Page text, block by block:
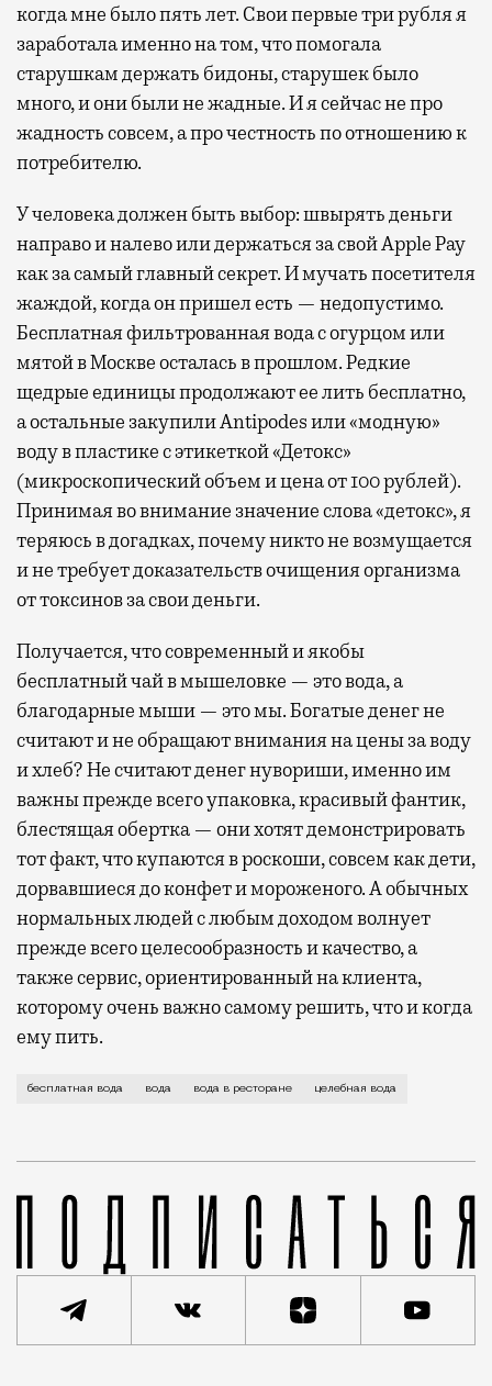
когда мне было пять лет. Свои первые три рубля я
заработала именно на том, что помогала
старушкам держать бидоны, старушек было
много, и они были не жадные. И я сейчас не про
жадность совсем, а про честность по отношению к
потребителю.
У человека должен быть выбор: швырять деньги
направо и налево или держаться за свой Apple Pay
как за самый главный секрет. И мучать посетителя
жаждой, когда он пришел есть — недопустимо.
Бесплатная фильтрованная вода с огурцом или
мятой в Москве осталась в прошлом. Редкие
щедрые единицы продолжают ее лить бесплатно,
а остальные закупили Antipodes или «модную»
воду в пластике с этикеткой «Детокс»
(микроскопический объем и цена от 100 рублей).
Принимая во внимание значение слова «детокс», я
теряюсь в догадках, почему никто не возмущается
и не требует доказательств очищения организма
от токсинов за свои деньги.
Получается, что современный и якобы
бесплатный чай в мышеловке — это вода, а
благодарные мыши — это мы. Богатые денег не
считают и не обращают внимания на цены за воду
и хлеб? Не считают денег нувориши, именно им
важны прежде всего упаковка, красивый фантик,
блестящая обертка — они хотят демонстрировать
тот факт, что купаются в роскоши, совсем как дети,
дорвавшиеся до конфет и мороженого. А обычных
нормальных людей с любым доходом волнует
прежде всего целесообразность и качество, а
также сервис, ориентированный на клиента,
которому очень важно самому решить, что и когда
ему пить.
Жажда в умеренном климате накапливается
бесплатная вода вода вода в ресторане целебная вода